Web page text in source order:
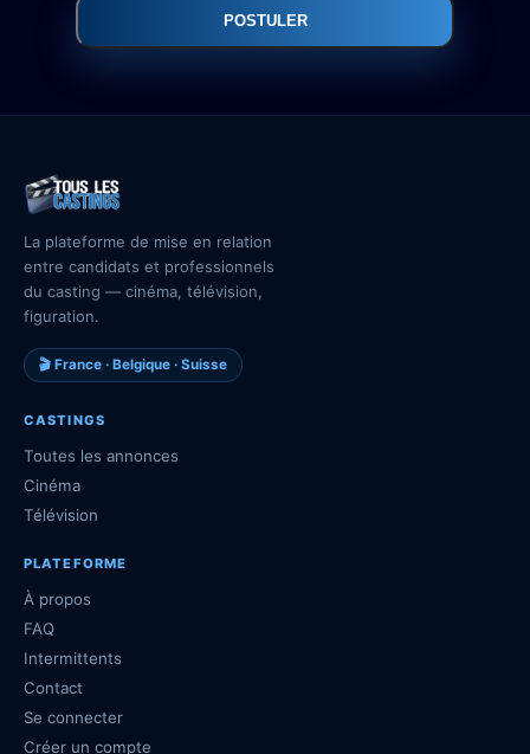
POSTULER
La plateforme de mise en relation
entre candidats et professionnels
du casting — cinéma, télévision,
figuration.
🎬 France · Belgique · Suisse
CASTINGS
Toutes les annonces
Cinéma
Télévision
PLATEFORME
À propos
FAQ
Intermittents
Contact
Se connecter
Créer un compte